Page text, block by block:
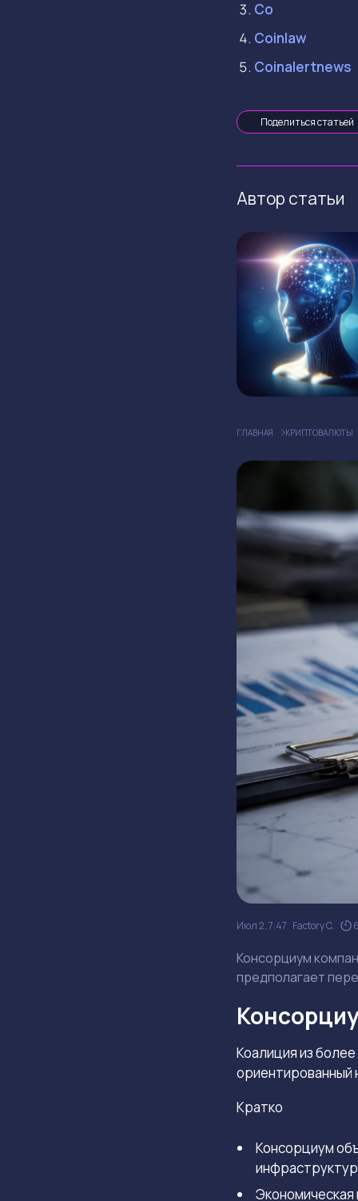
Co
Coinlaw
Coinalertnews
Поделиться статьей
Автор статьи
ГЛАВНАЯ КРИПТОВАЛЮТЫ
Июл 2, 7:47 Factory C.
Консорциум
предполагает
Коалиция из
ориентированный
Кратко
Консорциум